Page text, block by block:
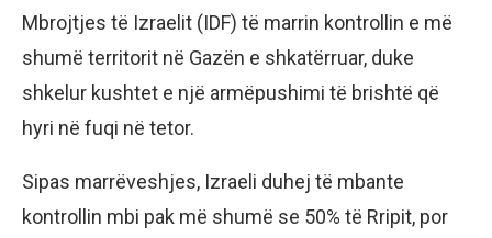
Mbrojtjes të Izraelit (IDF) të marrin kontrollin e më
shumë territorit në Gazën e shkatërruar, duke
shkelur kushtet e një armëpushimi të brishtë që
hyri në fuqi në tetor.
Sipas marrëveshjes, Izraeli duhej të mbante
kontrollin mbi pak më shumë se 50% të Rripit, por